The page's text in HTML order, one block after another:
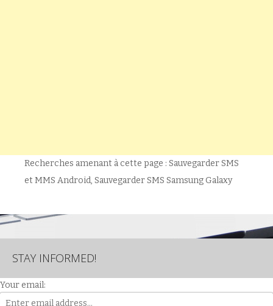
Recherches amenant à cette page : Sauvegarder SMS
et MMS Android, Sauvegarder SMS Samsung Galaxy
STAY INFORMED!
Your email: